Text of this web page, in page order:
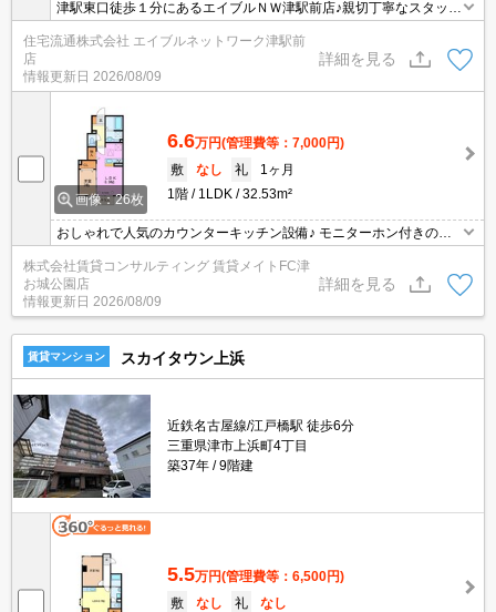
津駅東口徒歩１分にあるエイブルＮＷ津駅前店♪親切丁寧なスタッフ
がお客様にあったお部屋探しをしてくれます＊。お部屋探しが初め
て！と言う方も、何度もしてるよ♪と言う方も、是非一度足を運んで
住宅流通株式会社 エイブルネットワーク津駅前
店
情報更新日 2026/08/09
詳細を見る
画像：26枚
6.6万円(管理費等：7,000円)
敷
なし 礼
1ヶ月
1階
1LDK 32.53m²
おしゃれで人気のカウンターキッチン設備♪ モニターホン付きのお
部屋です。お部屋から訪問者を確認できるのでセキュリティ面はも
ちろん知らない人やセールスに対応する必要もありません。
株式会社賃貸コンサルティング 賃貸メイトFC津
お城公園店
情報更新日 2026/08/09
詳細を見る
賃貸マンション スカイタウン上浜
近鉄名古屋線/江戸橋駅 徒歩6分
三重県津市上浜町4丁目
築37年
9階建
5.5万円(管理費等：6,500円)
敷
なし 礼 なし